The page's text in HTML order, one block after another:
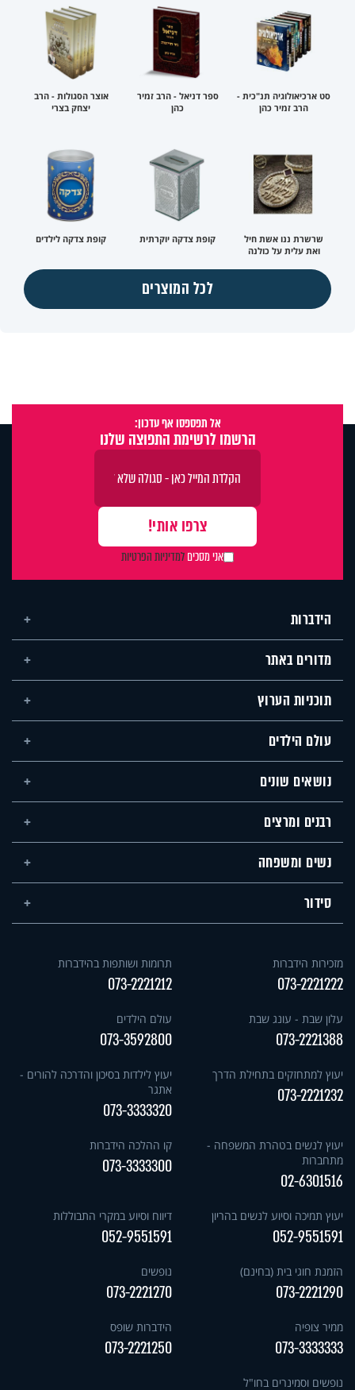
סט ארכיאולוגיה תנ"כית -
הרב זמיר כהן
ספר דניאל - הרב זמיר
כהן
אוצר הסגולות - הרב
יצחק בצרי
שרשרת ננו אשת חיל
ואת עלית על כולנה
קופת צדקה יוקרתית קופת צדקה לילדים
לכל המוצרים
אל תפספסו אף עדכון:
הרשמו לרשימת התפוצה שלנו
אני מסכיםלמדיניות הפרטיות
הידברות
מדורים באתר
תוכניות הערוץ
עולם הילדים
נושאים שונים
רבנים ומרצים
נשים ומשפחה
סידור
מזכירות הידברות
073-2221222
תרומות ושותפות בהידברות
073-2221212
עלון שבת - עונג שבת
073-2221388
עולם הילדים
073-3592800
יעוץ למתחזקים בתחילת הדרך
073-2221232
יעוץ לילדות בסיכון והדרכה להורים -
אתגר
073-3333320
יעוץ לנשים בטהרת המשפחה -
מתחברות
02-6301516
קו ההלכה הידברות
073-3333300
יעוץ תמיכה וסיוע לנשים בהריון
052-9551591
דיווח וסיוע במקרי התבוללות
052-9551591
הזמנת חוגי בית (בחינם)
073-2221290
נופשים
073-2221270
ממיר צופיה
073-3333333
הידברות שופס
073-2221250
נופשים וסמינרים בחו"ל